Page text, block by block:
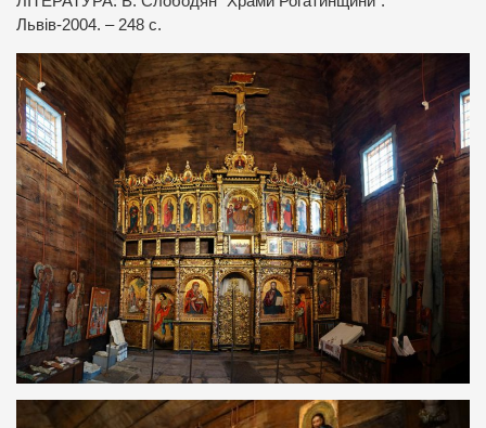
Львів-2004. – 248 с.